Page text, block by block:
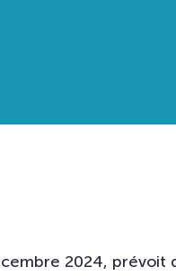
2024, prévoit